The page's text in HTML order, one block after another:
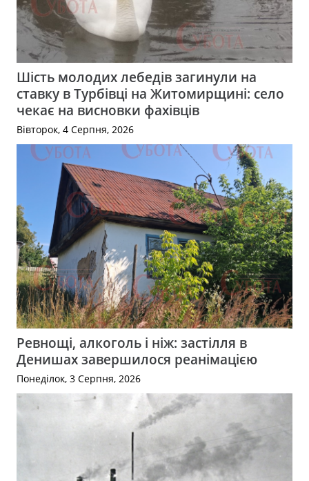
Шість молодих лебедів загинули на
ставку в Турбівці на Житомирщині: село
чекає на висновки фахівців
Вівторок, 4 Серпня, 2026
Ревнощі, алкоголь і ніж: застілля в
Денишах завершилося реанімацією
Понеділок, 3 Серпня, 2026